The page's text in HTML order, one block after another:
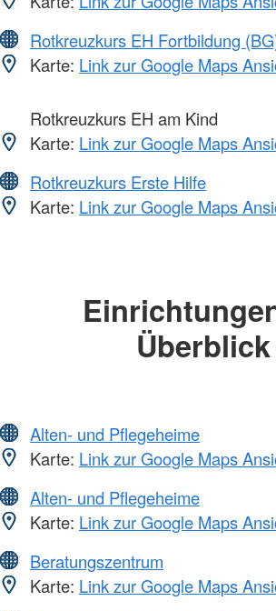
Rotkreuzkurs EH Fortbildung
Karte: Link zur Google Maps
Rotkreuzkurs EH am Kind
Karte: Link zur Google Maps
Rotkreuzkurs Erste Hilfe
Karte: Link zur Google Maps
Überblick
Alten- und Pflegeheime
Karte: Link zur Google Maps
Alten- und Pflegeheime
Karte: Link zur Google Maps
Beratungszentrum
Karte: Link zur Google Maps